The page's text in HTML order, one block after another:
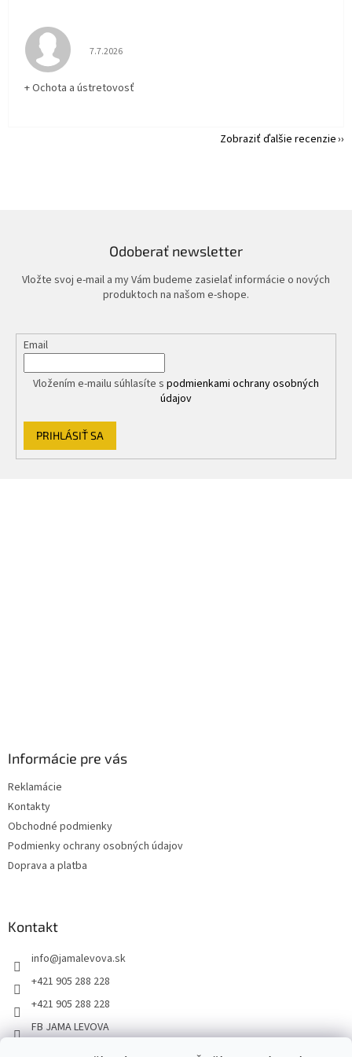
Hodnotenie obchodu je 5 z 5 hviezdičiek.
7.7.2026
+ Ochota a ústretovosť
Zobraziť ďalšie recenzie
Odoberať newsletter
Vložte svoj e-mail a my Vám budeme zasielať informácie o nových
produktoch na našom e-shope.
Email
Vložením e-mailu súhlasíte s podmienkami ochrany osobných
údajov
PRIHLÁSIŤ SA
Informácie pre vás
Reklamácie
Kontakty
Obchodné podmienky
Podmienky ochrany osobných údajov
Doprava a platba
Kontakt
info@jamalevova.sk
+421 905 288 228
+421 905 288 228
FB JAMA LEVOVA